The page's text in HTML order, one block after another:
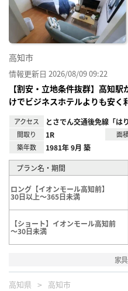
高知市
情報更新日 2026/08/09 09:22
【割安・立地条件抜群】高知
けでビジネスホテルよりも安く
アクセス とさでん交通後免線「は
間取り 1R 面
築年数 1981年 9月 築
プラン名・期間
ロング【イオンモール高知前】
30日以上～365日未満
【ショート】イオンモール高知前
～30日未満
家
高知県 高知市